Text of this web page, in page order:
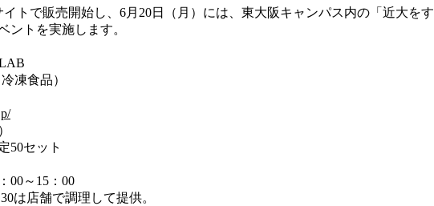
トで販売開始し、6月20日（月）には、東大阪キャンパス内の「近大を
ントを実施します。
食品）
50セット
00～15：00
舗で調理して提供。